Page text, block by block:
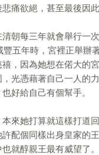
痛欲絕，甚至最後因此
朝每三年就會舉行一
五年時，宮裡正舉辦
，因為她想在偌大的
光憑藉著自己一人的
好給自己有個幫手。
來她打算就這樣打道
配個同樣出身皇家的
就醇親王最有威望了